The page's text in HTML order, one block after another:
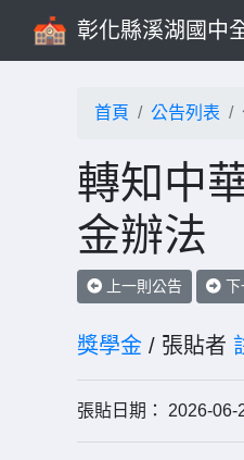
彰化縣溪湖國中
首頁 公告列表
轉知中
金辦法
上一則公告 下
獎學金 / 張貼者
張貼日期： 2026-